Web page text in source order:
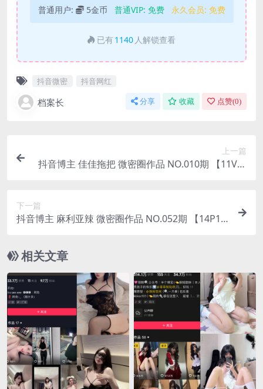
普通用户: 5金币 普通VIP: 免费 永久会员: 免费
已有 1140 人解锁查看
抖音微密 抖音网红
档案长 分享 收藏 点赞(0)
上一篇
抖音博主 佳佳拖把 微密圈作品 NO.010期 【11V】
下一篇
抖音博主 麻利亚辣 微密圈作品 NO.052期 【14P1
相关文章